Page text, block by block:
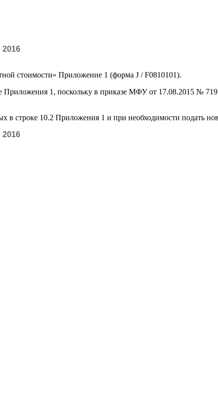
стоимости» Приложение 1 (форма J / F0810101).
1, поскольку в приказе МФУ от 17.08.2015 № 719
в строке 10.2 Приложения 1 и при необходимости подать